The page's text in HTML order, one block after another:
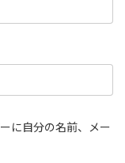
に自分の名前、メー